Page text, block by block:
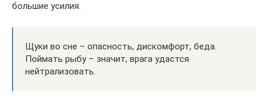
большие усилия.
Щуки во сне – опасность, дискомфорт, беда.
Поймать рыбу – значит, врага удастся
нейтрализовать.